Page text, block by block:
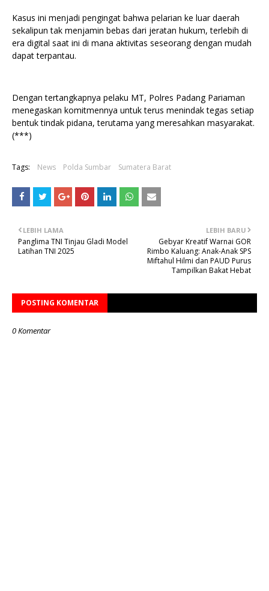
Kasus ini menjadi pengingat bahwa pelarian ke luar daerah
sekalipun tak menjamin bebas dari jeratan hukum, terlebih di
era digital saat ini di mana aktivitas seseorang dengan mudah
dapat terpantau.
Dengan tertangkapnya pelaku MT, Polres Padang Pariaman
menegaskan komitmennya untuk terus menindak tegas setiap
bentuk tindak pidana, terutama yang meresahkan masyarakat.
(***)
Tags: News Polda Sumbar Sumatera Barat
LEBIH BARU
Gebyar Kreatif Warnai GOR
Rimbo Kaluang: Anak-Anak SPS
Miftahul Hilmi dan PAUD Purus
Tampilkan Bakat Hebat
LEBIH LAMA
Panglima TNI Tinjau Gladi Model
Latihan TNI 2025
POSTING KOMENTAR
0 Komentar